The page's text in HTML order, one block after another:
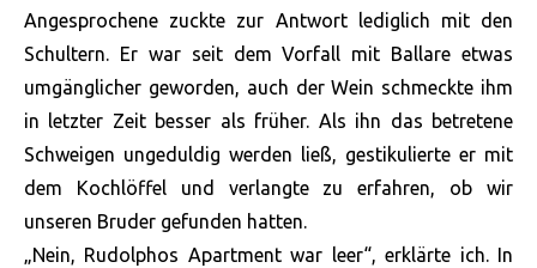
Angesprochene zuckte zur Antwort lediglich mit den
Schultern. Er war seit dem Vorfall mit Ballare etwas
umgänglicher geworden, auch der Wein schmeckte ihm
in letzter Zeit besser als früher. Als ihn das betretene
Schweigen ungeduldig werden ließ, gestikulierte er mit
dem Kochlöffel und verlangte zu erfahren, ob wir
unseren Bruder gefunden hatten.
„Nein, Rudolphos Apartment war leer“, erklärte ich. In